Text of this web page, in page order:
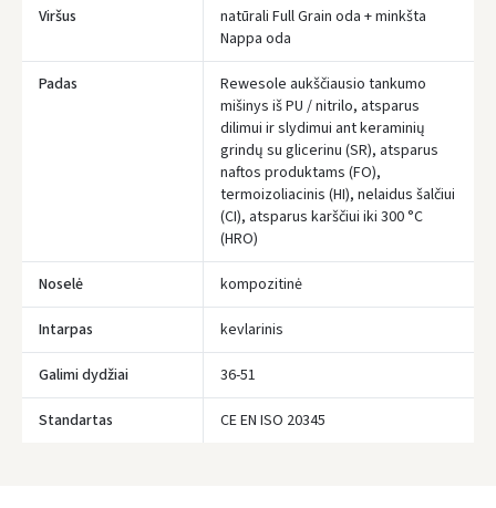
Viršus
natūrali Full Grain oda + minkšta
Nappa oda
Padas
Rewesole aukščiausio tankumo
mišinys iš PU / nitrilo, atsparus
dilimui ir slydimui ant keraminių
grindų su glicerinu (SR), atsparus
naftos produktams (FO),
termoizoliacinis (HI), nelaidus šalčiui
(CI), atsparus karščiui iki 300 °C
(HRO)
Noselė kompozitinė
Intarpas kevlarinis
Galimi dydžiai 36-51
Standartas CE EN ISO 20345
Prisijungti
Pamiršote slaptažodį?
Facebook